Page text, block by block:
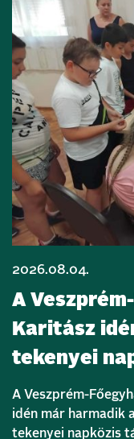
2026.08.04.
A
Karitász
tekenyei
A Veszprém-
idén már harmadik
tekenyei napközis